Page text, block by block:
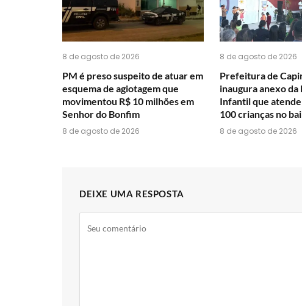
8 de agosto de 2026
PM é preso suspeito de atuar em
esquema de agiotagem que
movimentou R$ 10 milhões em
Senhor do Bonfim
8 de agosto de 2026
8 de agosto de 2026
Prefeitura de
inaugura anexo da
Infantil que
100 crianças no
8 de agosto de 2026
DEIXE UMA RESPOSTA